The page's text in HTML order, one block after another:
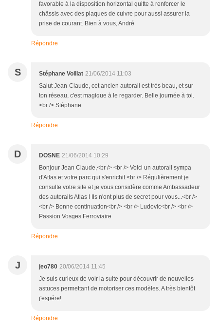
favorable à la disposition horizontal quitte à renforcer le
châssis avec des plaques de cuivre pour aussi assurer la
prise de courant. Bien à vous, André
Répondre
S Stéphane Voillat 21/06/2014 11:03
Salut Jean-Claude, cet ancien autorail est très beau, et sur
ton réseau, c'est magique à le regarder. Belle journée à toi.
<br /> Stéphane
Répondre
D DOSNE 21/06/2014 10:29
Bonjour Jean Claude,<br /> <br /> Voici un autorail sympa
d'Atlas et votre parc qui s'enrichit.<br /> Régulièrement je
consulte votre site et je vous considère comme Ambassadeur
des autorails Atlas ! Ils n'ont plus de secret pour vous...<br />
<br /> Bonne continuation<br /> <br /> Ludovic<br /> <br />
Passion Vosges Ferroviaire
Répondre
J jeo780 20/06/2014 11:45
Je suis curieux de voir la suite pour découvrir de nouvelles
astuces permettant de motoriser ces modèles. A très bientôt
j'espére!
Répondre